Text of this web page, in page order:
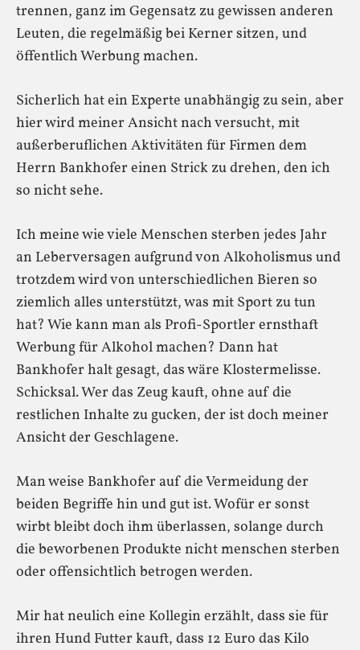
trennen, ganz im Gegensatz zu gewissen anderen
Leuten, die regelmäßig bei Kerner sitzen, und
öffentlich Werbung machen.
Sicherlich hat ein Experte unabhängig zu sein, aber
hier wird meiner Ansicht nach versucht, mit
außerberuflichen Aktivitäten für Firmen dem
Herrn Bankhofer einen Strick zu drehen, den ich
so nicht sehe.
Ich meine wie viele Menschen sterben jedes Jahr
an Leberversagen aufgrund von Alkoholismus und
trotzdem wird von unterschiedlichen Bieren so
ziemlich alles unterstützt, was mit Sport zu tun
hat? Wie kann man als Profi-Sportler ernsthaft
Werbung für Alkohol machen? Dann hat
Bankhofer halt gesagt, das wäre Klostermelisse.
Schicksal. Wer das Zeug kauft, ohne auf die
restlichen Inhalte zu gucken, der ist doch meiner
Ansicht der Geschlagene.
Man weise Bankhofer auf die Vermeidung der
beiden Begriffe hin und gut ist. Wofür er sonst
wirbt bleibt doch ihm überlassen, solange durch
die beworbenen Produkte nicht menschen sterben
oder offensichtlich betrogen werden.
Mir hat neulich eine Kollegin erzählt, dass sie für
ihren Hund Futter kauft, dass 12 Euro das Kilo